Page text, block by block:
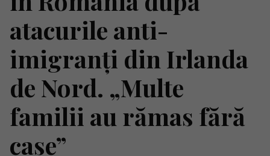
atacurile anti-
imigranți din Irlanda
de Nord. „Multe
familii au rămas fără
case”